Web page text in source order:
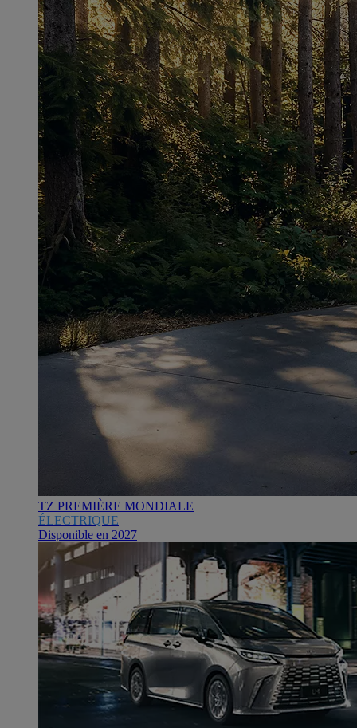
TZ PREMIÈRE MONDIALE
ÉLECTRIQUE
Disponible en 2027